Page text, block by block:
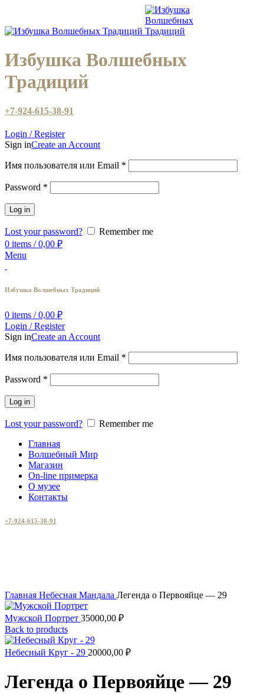
Избушка Волшебных
Традиций
+7-924-615-38-91
Login / Register
Sign inCreate an Account
Имя пользователя или Email *
Password *
Log in
Lost your password?
Remember me
0 items / 0,00 ₽
Menu
Избушка Волшебных Традиций
0 items / 0,00 ₽
Login / Register
Sign inCreate an Account
Имя пользователя или Email *
Password *
Log in
Lost your password?
Remember me
Главная
Волшебный Мир
Магазин
On-line примерка
О музее
Контакты
+7-924-615-38-91
Главная Небесная Мандала Легенда о Первояйце — 29
Мужской Портрет 35000,00 ₽
Back to products
Небесный Круг - 29 20000,00 ₽
Легенда о Первояйце — 29